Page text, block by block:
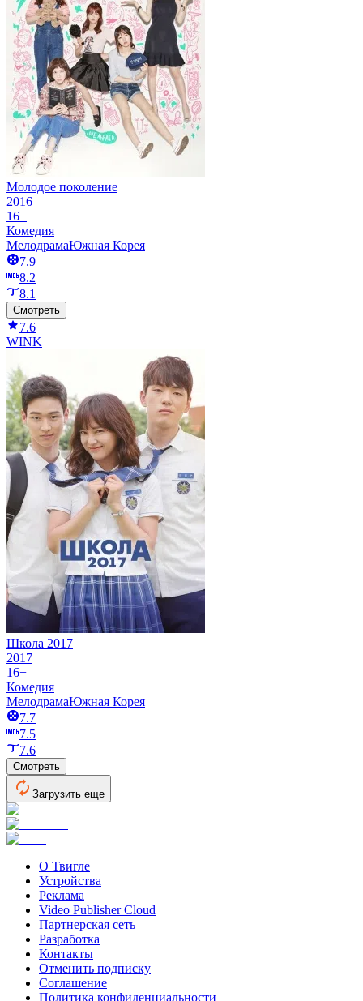
Молодое поколение
2016
16+
Комедия
МелодрамаЮжная Корея
7.9
8.2
8.1
Смотреть
7.6
WINK
Школа 2017
2017
16+
Комедия
МелодрамаЮжная Корея
7.7
7.5
7.6
Смотреть
Загрузить еще
О Твигле
Устройства
Реклама
Video Publisher Cloud
Партнерская сеть
Разработка
Контакты
Отменить подписку
Соглашение
Политика конфиденциальности